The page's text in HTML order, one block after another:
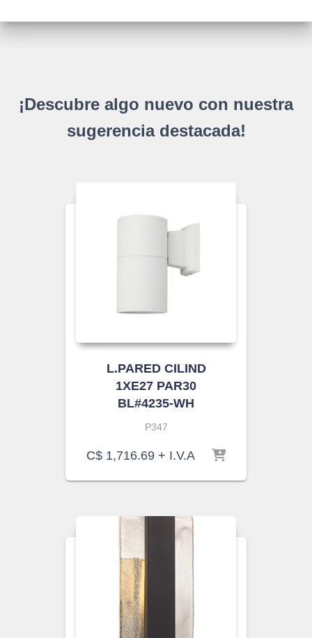
¡Descubre algo nuevo con nuestra
sugerencia destacada!
L.PARED CILIND
1XE27 PAR30
BL#4235-WH
P347
C$ 1,716.69 + I.V.A